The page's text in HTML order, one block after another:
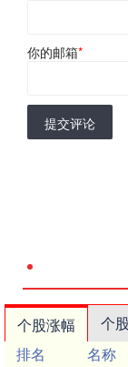
你的邮箱*
提交评论
个股涨幅 个
排名
名称